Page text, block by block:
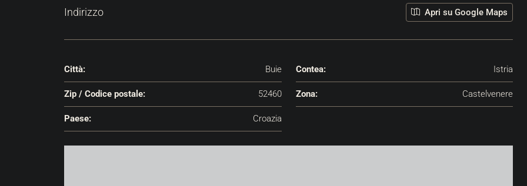
Indirizzo Apri su Google Maps
Città: Buie Contea: Istria
Zip / Codice postale: 52460 Zona: Castelvenere
Paese: Croazia